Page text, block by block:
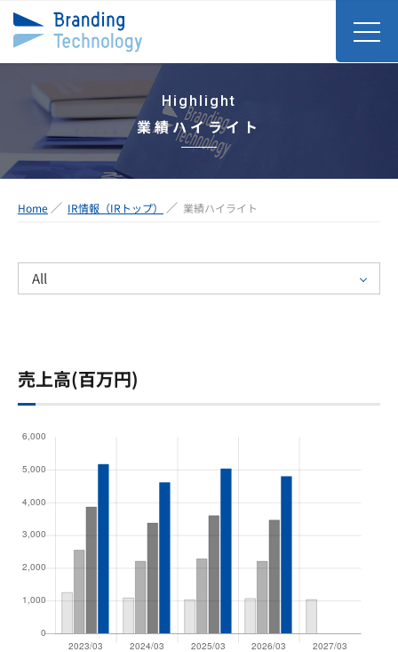
Highlight
業績ハイライト
Home IR情報（IRトップ） 業績ハイライト
All
売上高(百万円)